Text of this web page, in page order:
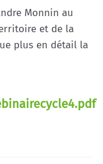
Monnin au
et de la
plus en détail la